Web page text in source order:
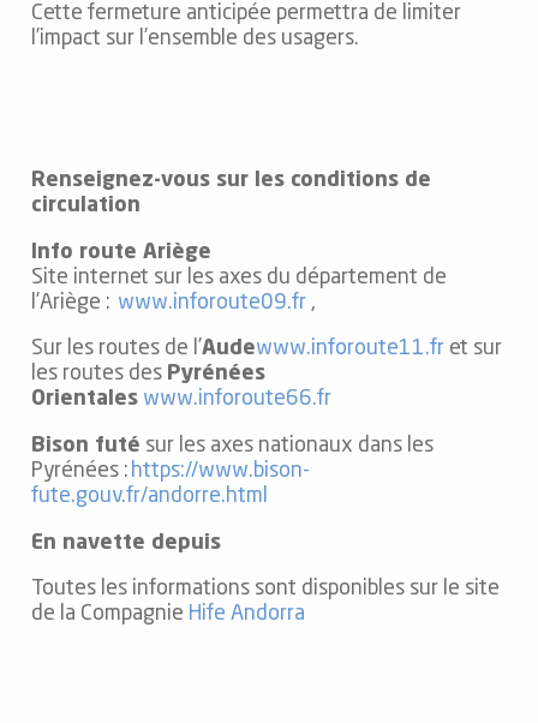
Cette fermeture anticipée permettra de limiter
l’impact sur l’ensemble des usagers.
Renseignez-vous sur les conditions de
circulation
Info route Ariège
Site internet sur les axes du département de
l’Ariège : www.inforoute09.fr ,
Sur les routes de l’Audewww.inforoute11.fr et sur
les routes des Pyrénées
Orientales www.inforoute66.fr
Bison futé sur les axes nationaux dans les
Pyrénées : https://www.bison-
fute.gouv.fr/andorre.html
En navette depuis
Toutes les informations sont disponibles sur le site
de la Compagnie Hife Andorra